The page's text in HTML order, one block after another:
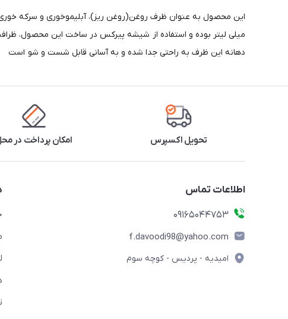
میلی لیتر بوده و استفاده از شیشه پیرکس در ساخت این محصول،
دهانه این ظرف به راحتی جدا شده و به آسانی قابل شست و شو است
تحویل اکسپرس امکان پرداخت در
اطلاعات تماس
09165044753
f.davoodi98@yahoo.com
امیدیه - پردیس - کوچه سوم